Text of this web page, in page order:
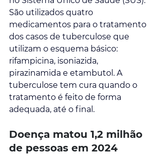
São utilizados quatro
medicamentos para o tratamento
dos casos de tuberculose que
utilizam o esquema básico:
rifampicina, isoniazida,
pirazinamida e etambutol. A
tuberculose tem cura quando o
tratamento é feito de forma
adequada, até o final.
Doença matou 1,2 milhão
de pessoas em 2024